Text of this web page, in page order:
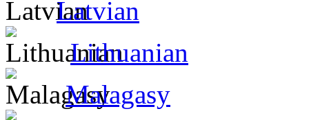
Latvian
Lithuanian
Malagasy